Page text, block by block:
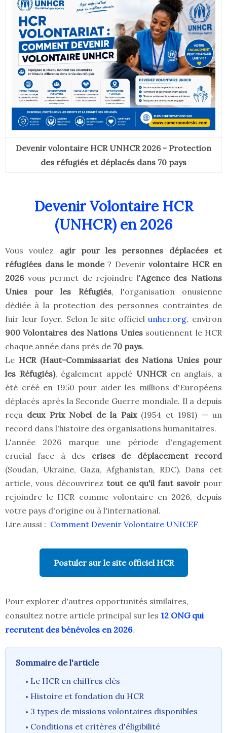
Devenir volontaire HCR UNHCR 2026 - Protection
des réfugiés et déplacés dans 70 pays
Devenir Volontaire HCR
(UNHCR) en 2026
Vous voulez agir pour les personnes déplacées et
réfugiées dans le monde? Devenir volontaire HCR en
2026vous permet de rejoindre l'Agence des Nations
Unies pour les Réfugiés, l'organisation onusienne
dédiée à la protection des personnes contraintes de
fuir leur foyer. Selon le site officielunhcr.org, environ
900 Volontaires des Nations Uniessoutiennent le HCR
chaque année dans près de 70 pays.
Le HCR (Haut-Commissariat des Nations Unies pour
les Réfugiés), également appelé UNHCRen anglais, a
été créé en 1950 pour aider les millions d'Européens
déplacés après la Seconde Guerre mondiale. Il a depuis
reçu deux Prix Nobel de la Paix(1954 et 1981) — un
record dans l'histoire des organisations humanitaires.
L'année 2026 marque une période d'engagement
crucial face à des crises de déplacement record
(Soudan, Ukraine, Gaza, Afghanistan, RDC). Dans cet
article, vous découvrireztout ce qu'il faut savoirpour
rejoindre le HCR comme volontaire en 2026, depuis
votre pays d'origine ou à l'international.
Lire aussi : Comment Devenir Volontaire UNICEF
Postuler sur le site officiel HCR
Pour explorer d'autres opportunités similaires,
consultez notre article principal sur les 12 ONG qui
recrutent des bénévoles en 2026.
Sommaire de l'article
Le HCR en chiffres clés
Histoire et fondation du HCR
3 types de missions volontaires disponibles
Conditions et critères d'éligibilité